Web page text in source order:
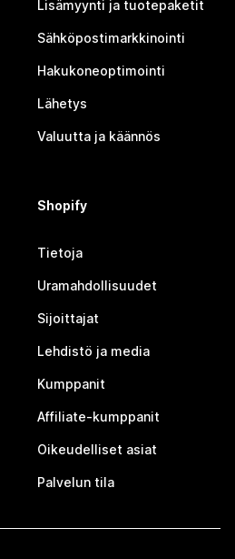
Lisämyynti ja tuotepaketit
Sähköpostimarkkinointi
Hakukoneoptimointi
Lähetys
Valuutta ja käännös
Shopify
Tietoja
Uramahdollisuudet
Sijoittajat
Lehdistö ja media
Kumppanit
Affiliate-kumppanit
Oikeudelliset asiat
Palvelun tila